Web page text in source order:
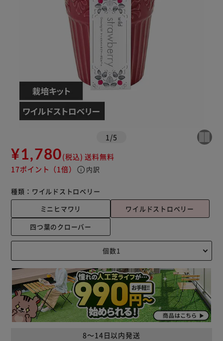
1 /5
¥1,780(税込) 送料無料
17ポイント （1倍） info 内訳
種類： ワイルドストロベリー
ミニヒマワリ
ワイルドストロベリー
四つ葉のクローバー
8～14日以内発送